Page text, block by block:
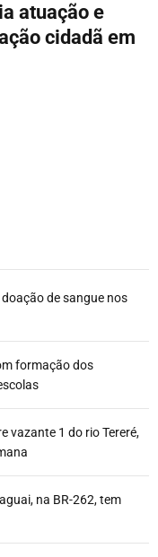
atuação e
cidadã em
de sangue nos
formação dos
vazante 1 do rio Tereré,
na BR-262, tem